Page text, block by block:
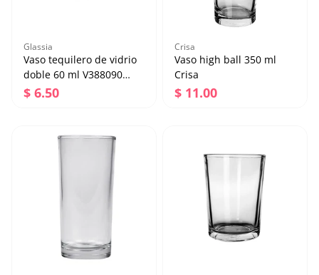
Glassia
Vaso tequilero de vidrio
doble 60 ml V388090
Glassia
Precio regular
$ 6.50
doble 60 ml V388090
Glassia
Precio regular
$ 6.50
Agregar al carrito
Crisa
Vaso high ball 350 ml
Crisa
Precio regular
$ 11.00
Precio regular
$ 11.00
Agregar al carrito